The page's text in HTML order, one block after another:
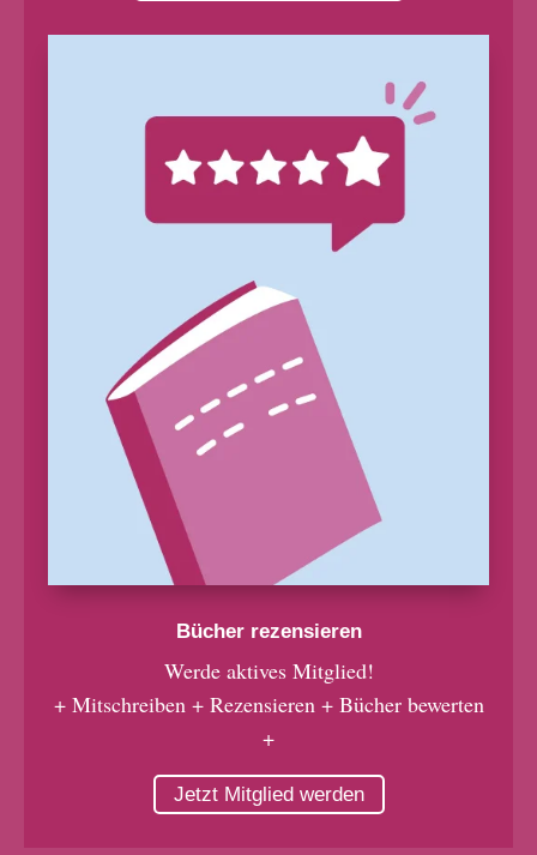
Bücher rezensieren
Werde aktives Mitglied!
+ Mitschreiben + Rezensieren + Bücher bewerten
+
Jetzt Mitglied werden